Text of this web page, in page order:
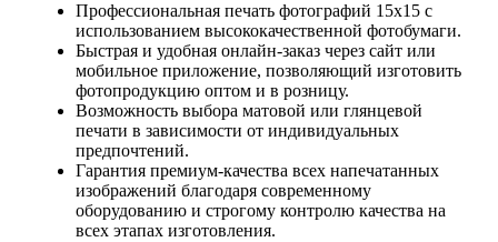
Профессиональная печать фотографий 15х15 с
использованием высококачественной фотобумаги.
Быстрая и удобная онлайн-заказ через сайт или
мобильное приложение, позволяющий изготовить
фотопродукцию оптом и в розницу.
Возможность выбора матовой или глянцевой
печати в зависимости от индивидуальных
предпочтений.
Гарантия премиум-качества всех напечатанных
изображений благодаря современному
оборудованию и строгому контролю качества на
всех этапах изготовления.